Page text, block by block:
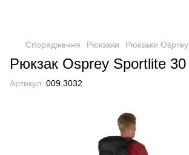
Спорядження Рюкзаки Рюкзаки Osprey
Рюкзак Osprey Sportlite 30
Артикул: 009.3032